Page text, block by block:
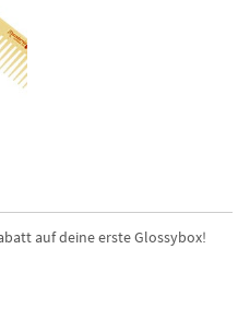
auf deine erste Glossybox!